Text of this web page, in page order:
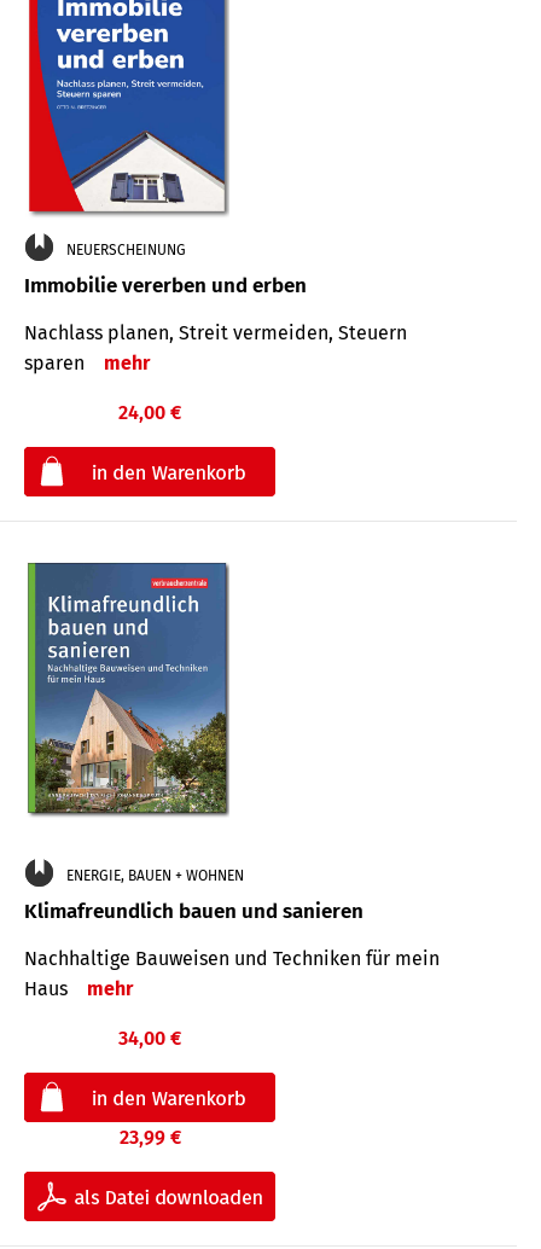
NEUERSCHEINUNG
Immobilie vererben und erben
Nachlass planen, Streit vermeiden, Steuern
sparen
mehr
24,00 €
ENERGIE, BAUEN + WOHNEN
Klimafreundlich bauen und sanieren
Nachhaltige Bauweisen und Techniken für mein
Haus
mehr
34,00 €
23,99 €